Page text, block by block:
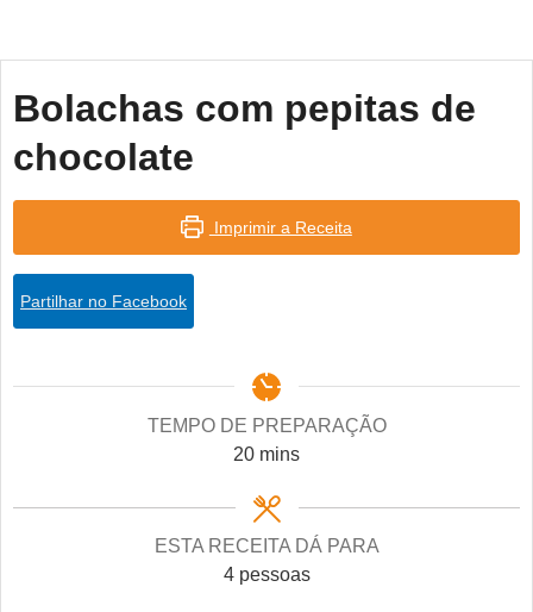
Bolachas com pepitas de
chocolate
Imprimir a Receita
Partilhar no Facebook
TEMPO DE PREPARAÇÃO
20minutes
mins
ESTA RECEITA DÁ PARA
4 pessoas